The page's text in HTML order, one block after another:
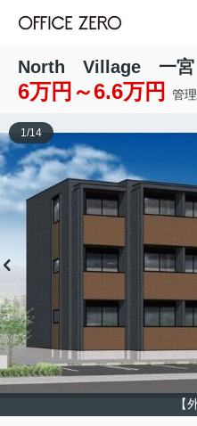
North Village 一宮
6万円～6.6万円 管
【
1/14